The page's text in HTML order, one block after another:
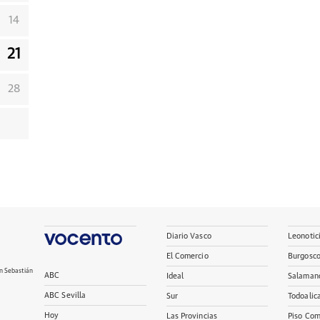
14
21
28
Sebastián
ABC
ABC Sevilla
Hoy
Diario Vasco
El Comercio
Ideal
Sur
Las Provincias Piso